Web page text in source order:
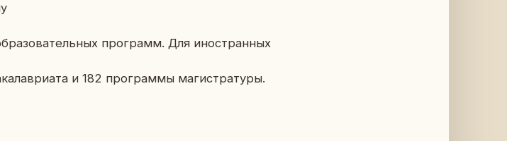
про­грамм. Для ино­стран­ных
и 182 про­грам­мы ма­ги­стра­ту­ры.